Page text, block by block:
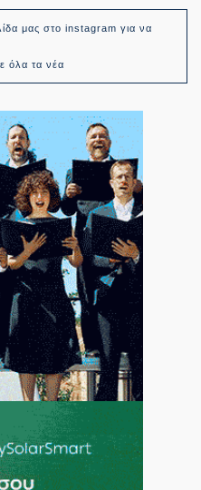
μας στο instagram για να
όλα τα νέα